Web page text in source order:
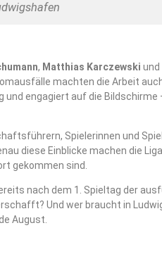
, Matthias Karczewski
machten die Arbeit
engagiert auf die
Spielerinnen und
diese Einblicke machen die
gekommen sind.
nach dem 1. Spieltag der
Und wer braucht in
August.